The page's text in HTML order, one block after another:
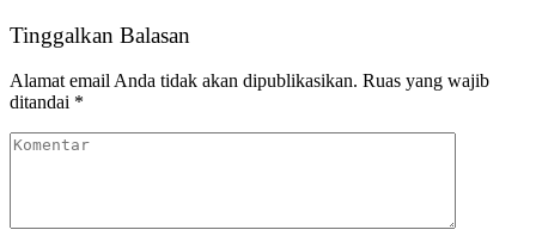
Tinggalkan Balasan
Alamat email Anda tidak akan dipublikasikan. Ruas yang wajib
ditandai *